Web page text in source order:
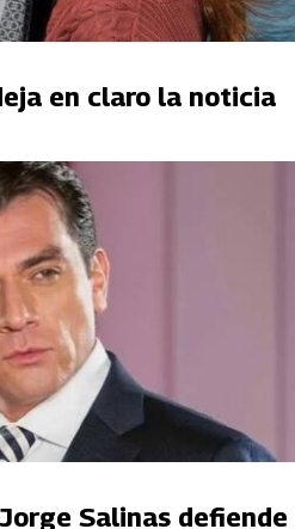
en claro la noticia
Salinas defiende